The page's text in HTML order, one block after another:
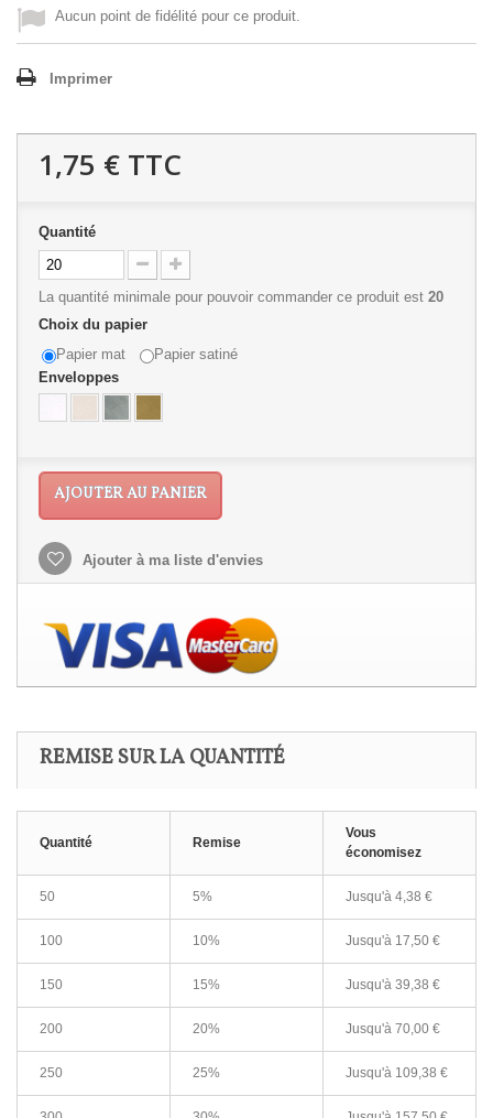
Aucun point de fidélité pour ce produit.
Imprimer
1,75 € TTC
Quantité
La quantité minimale pour pouvoir commander ce produit est 20
Choix du papier
Papier mat
Papier satiné
Enveloppes
AJOUTER AU PANIER
Ajouter à ma liste d'envies
REMISE SUR LA QUANTITÉ
Quantité Remise
Vous
économisez
50 5% Jusqu'à 4,38 €
100 10% Jusqu'à 17,50 €
150 15% Jusqu'à 39,38 €
200 20% Jusqu'à 70,00 €
250 25% Jusqu'à 109,38 €